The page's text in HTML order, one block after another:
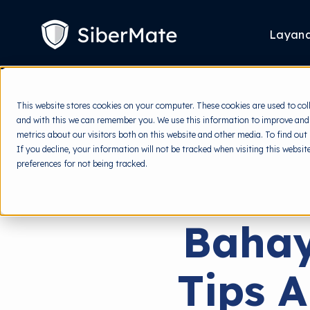
This website stores cookies on your computer. These cookies are used to
and with this we can remember you. We use this information to improve
metrics about our visitors both on this website and other media. To find
If you decline, your information will not be tracked when visiting this
preferences for not being tracked.
CONTENT
Tips